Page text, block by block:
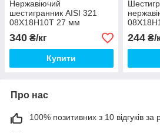
Нержавіючий
шестигранник AISI 321
08Х18Н10Т 27 мм
340 ₴/кг
Купити
244₴/
Про нас
100% позитивних з 10 відгуків за